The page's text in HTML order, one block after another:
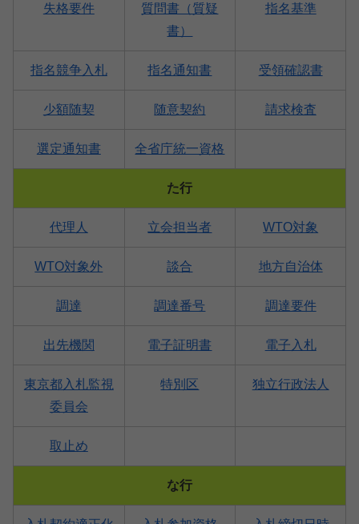
失格要件
質問書（質疑
書）
指名基準
指名競争入札 指名通知書 受領確認書
少額随契 随意契約 請求検査
選定通知書 全省庁統一資格
た行
代理人 立会担当者 WTO対象
WTO対象外 談合 地方自治体
調達 調達番号 調達要件
出先機関 電子証明書 電子入札
東京都入札監視
委員会
特別区 独立行政法人
取止め
な行